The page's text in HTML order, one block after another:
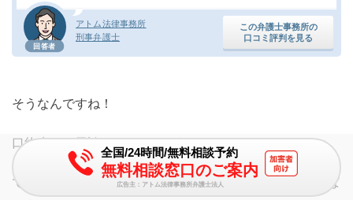
回答者
アトム法律事務所
刑事弁護士
この弁護士事務所の
口コミ評判を見る
そうなんですね！
口約束でも示談はできてしまうんですね。
でも、口約束でした場合のデメリットを考えると、やっぱ
全国/24時間/無料相談予約
無料相談窓口のご案内
広告主：アトム法律事務所弁護士法人